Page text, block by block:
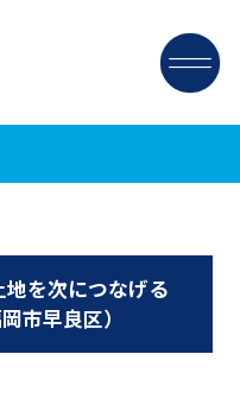
を次につなげる
市早良区）